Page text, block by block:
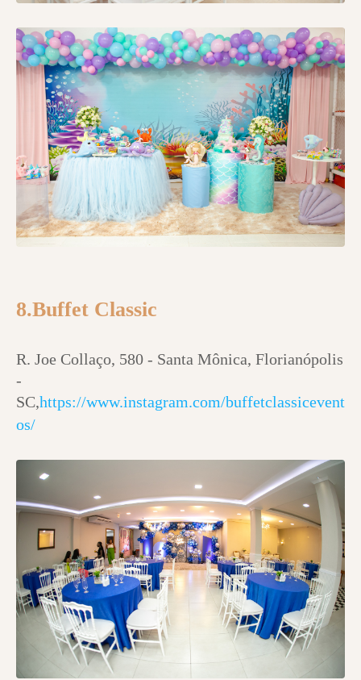
8.Buffet Classic
R. Joe Collaço, 580 - Santa Mônica, Florianópolis
-
SC,https://www.instagram.com/buffetclassicevent
os/